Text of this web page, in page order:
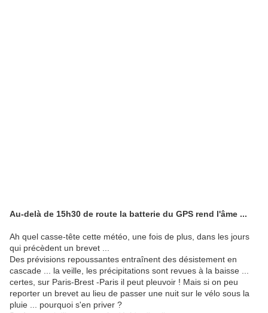
Au-delà de 15h30 de route la batterie du GPS rend l'âme ...
Ah quel casse-tête cette météo, une fois de plus, dans les jours
qui précèdent un brevet ...
Des prévisions repoussantes entraînent des désistement en
cascade ... la veille, les précipitations sont revues à la baisse ...
certes, sur Paris-Brest -Paris il peut pleuvoir ! Mais si on peu
reporter un brevet au lieu de passer une nuit sur le vélo sous la
pluie ... pourquoi s'en priver ?